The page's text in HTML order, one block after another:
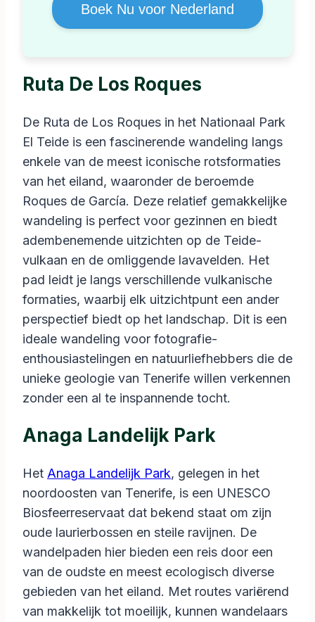
Boek Nu voor Nederland
Ruta De Los Roques
De Ruta de Los Roques in het Nationaal Park
El Teide is een fascinerende wandeling langs
enkele van de meest iconische rotsformaties
van het eiland, waaronder de beroemde
Roques de García. Deze relatief gemakkelijke
wandeling is perfect voor gezinnen en biedt
adembenemende uitzichten op de Teide-
vulkaan en de omliggende lavavelden. Het
pad leidt je langs verschillende vulkanische
formaties, waarbij elk uitzichtpunt een ander
perspectief biedt op het landschap. Dit is een
ideale wandeling voor fotografie-
enthousiastelingen en natuurliefhebbers die de
unieke geologie van Tenerife willen verkennen
zonder een al te inspannende tocht.
Anaga Landelijk Park
Het Anaga Landelijk Park, gelegen in het
noordoosten van Tenerife, is een UNESCO
Biosfeerreservaat dat bekend staat om zijn
oude laurierbossen en steile ravijnen. De
wandelpaden hier bieden een reis door een
van de oudste en meest ecologisch diverse
gebieden van het eiland. Met routes variërend
van makkelijk tot moeilijk, kunnen wandelaars